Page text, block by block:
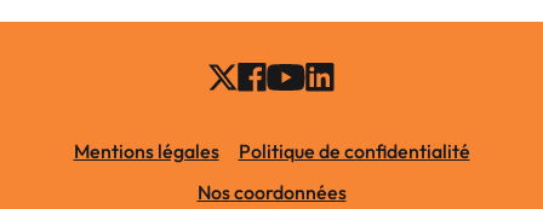
Mentions légales
Politique de confidentialité
Nos coordonnées